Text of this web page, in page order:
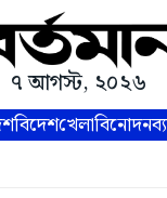
৭ আগস্ট, ২০২৬
বিদেশখেলাবিনোদন